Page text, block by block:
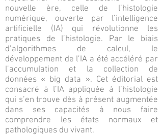
nouvelle ère, celle de l’histologie
numérique, ouverte par l’intelligence
artificielle (IA) qui révolutionne les
pratiques de l’histologie. Par le biais
d’algorithmes de calcul, le
développement de l’IA a été accéléré par
l’accumulation et la collection de
données « big data ». Cet éditorial est
consacré à l’IA appliquée à l’histologie
qui s’en trouve dès à présent augmentée
dans ses capacités à nous faire
comprendre les états normaux et
pathologiques du vivant.